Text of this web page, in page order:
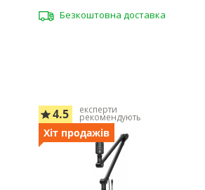
Безкоштовна доставка
4.5 експерти
рекомендують
Хіт продажів